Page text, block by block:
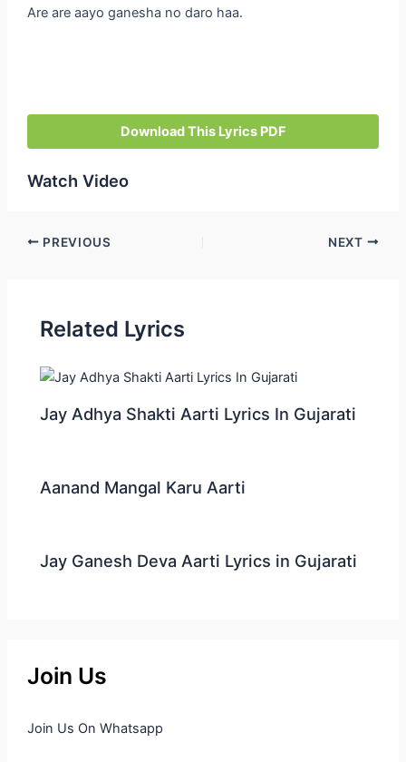
Are are aayo ganesha no daro haa.
Download This Lyrics PDF
Watch Video
Post
PREVIOUS NEXT
Related Lyrics
Jay Adhya Shakti Aarti Lyrics In Gujarati
Aanand Mangal Karu Aarti
Jay Ganesh Deva Aarti Lyrics in Gujarati
Join Us
Join Us On Whatsapp